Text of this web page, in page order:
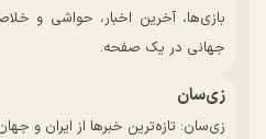
بازی‌ها، آخرین اخبار، حواشی و
جهانی در یک صفحه.
زی‌سان
زی‌سان: تازه‌ترین خبرها از ایران و